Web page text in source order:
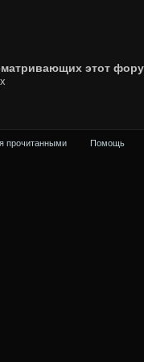
этот
прочитанными Помощь